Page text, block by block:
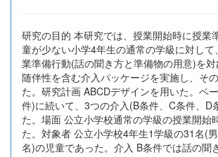
研究の目的 本研究では、授業開始時に授業
童が少ない小学4年生の通常の学級に対し
業準備行動(話の聞き方と準備物の用意)を
随伴性を含む介入パッケージを実施し、そ
た。研究計画 ABCDデザインを用いた。ベ
件)に続いて、3つの介入(B条件、C条件、D
た。場面 公立小学校通常の学級の授業開始
た。対象者 公立小学校4年生1学級の31名(
名)の児童であった。介入 B条件では話の聞